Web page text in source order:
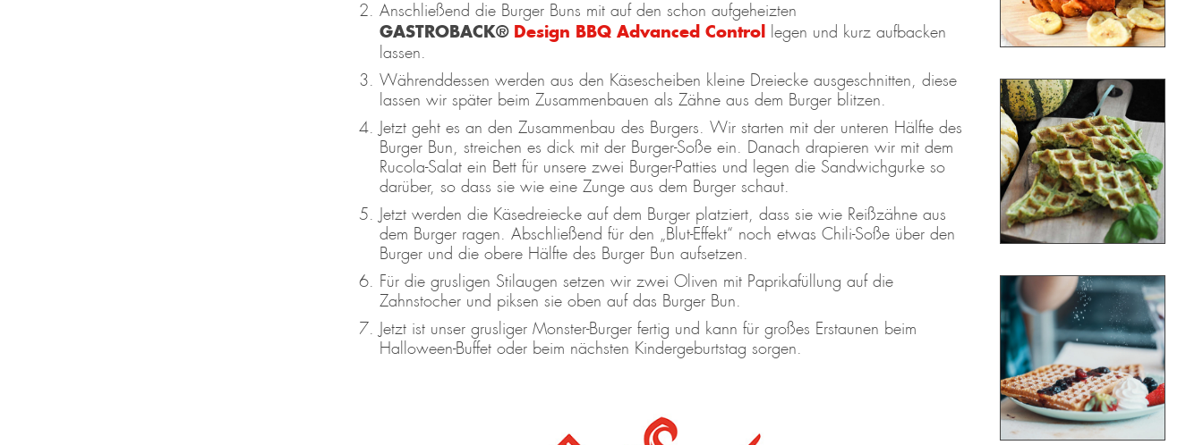
Anschließend die Burger Buns mit auf den schon aufgeheizten
GASTROBACK® Design BBQ Advanced Control legen und kurz aufbacken
lassen.
Währenddessen werden aus den Käsescheiben kleine Dreiecke ausgeschnitten, diese
lassen wir später beim Zusammenbauen als Zähne aus dem Burger blitzen.
Jetzt geht es an den Zusammenbau des Burgers. Wir starten mit der unteren Hälfte des
Burger Bun, streichen es dick mit der Burger-Soße ein. Danach drapieren wir mit dem
Rucola-Salat ein Bett für unsere zwei Burger-Patties und legen die Sandwichgurke so
darüber, so dass sie wie eine Zunge aus dem Burger schaut.
Jetzt werden die Käsedreiecke auf dem Burger platziert, dass sie wie Reißzähne aus
dem Burger ragen. Abschließend für den „Blut-Effekt“ noch etwas Chili-Soße über den
Burger und die obere Hälfte des Burger Bun aufsetzen.
Für die grusligen Stilaugen setzen wir zwei Oliven mit Paprikafüllung auf die
Zahnstocher und piksen sie oben auf das Burger Bun.
Jetzt ist unser grusliger Monster-Burger fertig und kann für großes Erstaunen beim
Halloween-Buffet oder beim nächsten Kindergeburtstag sorgen.